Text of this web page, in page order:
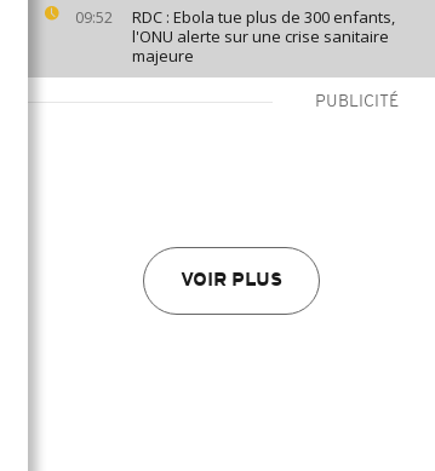
09:52
RDC : Ebola tue plus de 300 enfants,
l'ONU alerte sur une crise sanitaire
majeure
PUBLICITÉ
VOIR PLUS